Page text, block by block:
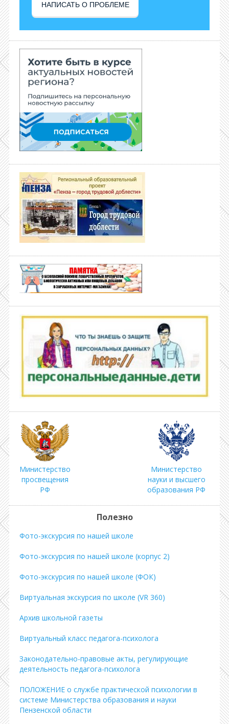
НАПИСАТЬ О ПРОБЛЕМЕ
Министерство
просвещения
РФ
Министерство
науки и высшего
образования РФ
Полезно
Фото-экскурсия по нашей школе
Фото-экскурсия по нашей школе (корпус 2)
Фото-экскурсия по нашей школе (ФОК)
Виртуальная экскурсия по школе (VR 360)
Архив школьной газеты
Виртуальный класс педагога-психолога
Законодательно-правовые акты, регулирующие
деятельность педагога-психолога
ПОЛОЖЕНИЕ о службе практической психологии в
системе Министерства образования и науки
Пензенской области